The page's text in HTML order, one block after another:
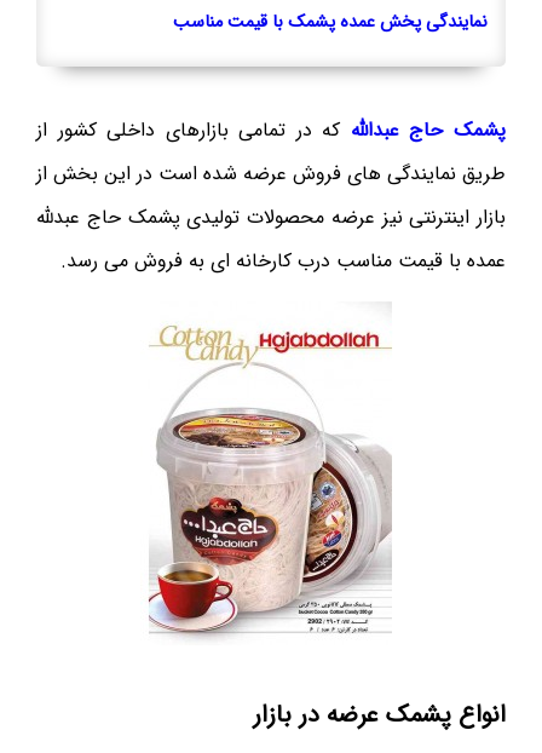
نمایندگی پخش عمده پشمک با قیمت مناسب
پشمک حاج عبدالله که در تمامی بازارهای داخلی کشور از
طریق نمایندگی های فروش عرضه شده است در این بخش از
بازار اینترنتی نیز عرضه محصولات تولیدی پشمک حاج عبدلله
عمده با قیمت مناسب درب کارخانه ای به فروش می رسد.
انواع پشمک عرضه در بازار